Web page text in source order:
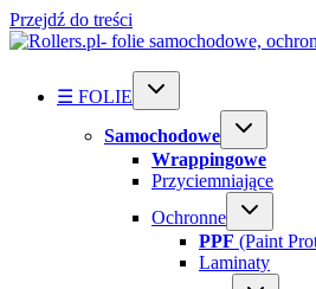
Przejdź do treści
☰ FOLIE
Samochodowe
Wrappingowe
Przyciemniające
Ochronne
PPF (Paint
Laminaty